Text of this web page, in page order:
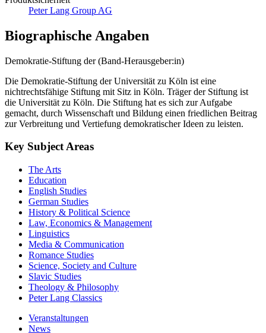
Peter Lang Group AG
Biographische Angaben
Demokratie-Stiftung der (Band-Herausgeber:in)
Die Demokratie-Stiftung der Universität zu Köln ist eine
nichtrechtsfähige Stiftung mit Sitz in Köln. Träger der Stiftung ist
die Universität zu Köln. Die Stiftung hat es sich zur Aufgabe
gemacht, durch Wissenschaft und Bildung einen friedlichen Beitrag
zur Verbreitung und Vertiefung demokratischer Ideen zu leisten.
Key Subject Areas
The Arts
Education
English Studies
German Studies
History & Political Science
Law, Economics & Management
Linguistics
Media & Communication
Romance Studies
Science, Society and Culture
Slavic Studies
Theology & Philosophy
Peter Lang Classics
Veranstaltungen
News